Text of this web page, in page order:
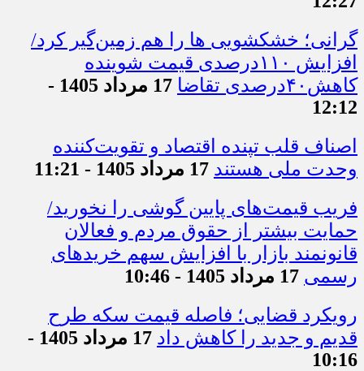
گرانی؛ خشکشویی‌ ها را هم زمین‌گیر کرد/
افزایش ۱۱۰درصدی قیمت شوینده
کاهش۴۰درصدی تقاضا
17 مرداد 1405 -
12:12
اصناف قلب تپنده اقتصاد و تقویت‌کننده
وحدت ملی هستند 17 مرداد 1405 - 11:21
فریب قیمت‌های پایین گوشی را نخورید/
حمایت بیشتر از حقوق مردم و فعالان
قانونمند بازار با افزایش سهم خریدهای
رسمی 17 مرداد 1405 - 10:46
رویکرد قضایی؛ فاصله قیمت سکه طرح
قدیم و جدید را کاهش داد
17 مرداد 1405 -
10:16